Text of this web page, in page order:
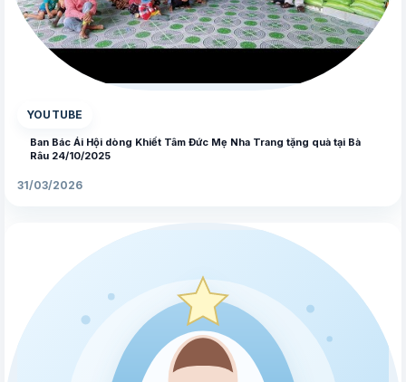
YOUTUBE
Ban Bác Ái Hội dòng Khiết Tâm Đức Mẹ Nha Trang tặng quà tại Bà
Râu 24/10/2025
31/03/2026